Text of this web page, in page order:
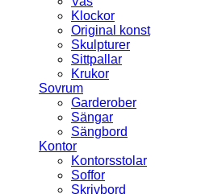
Klockor
Original konst
Skulpturer
Sittpallar
Krukor
Sovrum
Garderober
Sängar
Sängbord
Kontor
Kontorsstolar
Soffor
Skrivbord